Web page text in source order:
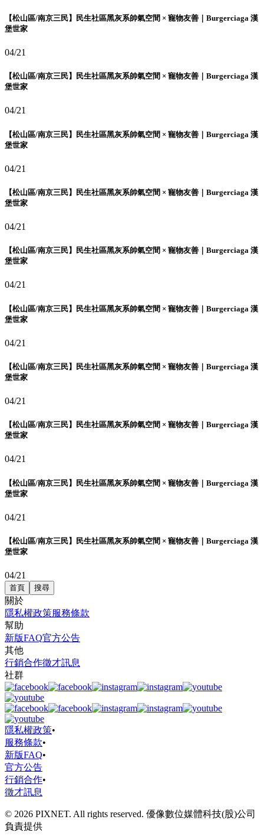
【松山區/南京三民】民生社區黑灰系帥氣空間 × 寵物友善｜Burgerciaga 漢
堡世家
04/21
【松山區/南京三民】民生社區黑灰系帥氣空間 × 寵物友善｜Burgerciaga 漢
堡世家
04/21
【松山區/南京三民】民生社區黑灰系帥氣空間 × 寵物友善｜Burgerciaga 漢
堡世家
04/21
【松山區/南京三民】民生社區黑灰系帥氣空間 × 寵物友善｜Burgerciaga 漢
堡世家
04/21
【松山區/南京三民】民生社區黑灰系帥氣空間 × 寵物友善｜Burgerciaga 漢
堡世家
04/21
【松山區/南京三民】民生社區黑灰系帥氣空間 × 寵物友善｜Burgerciaga 漢
堡世家
04/21
【松山區/南京三民】民生社區黑灰系帥氣空間 × 寵物友善｜Burgerciaga 漢
堡世家
04/21
【松山區/南京三民】民生社區黑灰系帥氣空間 × 寵物友善｜Burgerciaga 漢
堡世家
04/21
【松山區/南京三民】民生社區黑灰系帥氣空間 × 寵物友善｜Burgerciaga 漢
堡世家
04/21
【松山區/南京三民】民生社區黑灰系帥氣空間 × 寵物友善｜Burgerciaga 漢
堡世家
04/21
首頁 搜尋
關於
隱私權政策服務條款
幫助
新版FAQ官方公告
其他
行銷合作徵才訊息
社群
隱私權政策•
服務條款•
新版FAQ•
官方公告
行銷合作•
徵才訊息
© 2026 PIXNET. All rights reserved. 優像數位媒體科技(股)公司
負責提供